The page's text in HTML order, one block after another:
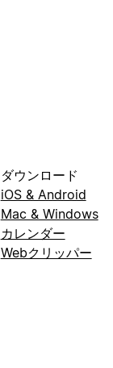
ダウンロード
iOS & Android
Mac & Windows
カレンダー
Webクリッパー